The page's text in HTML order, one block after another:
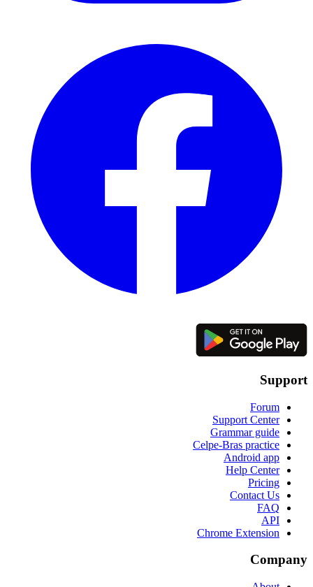
Support
Forum
Support Center
Grammar guide
Celpe-Bras practice
Android app
Help Center
Pricing
Contact Us
FAQ
API
Chrome Extension
Company